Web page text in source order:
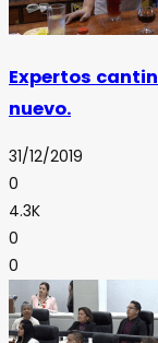
Expertos
nuevo.
31/12/2019
0
4.3K
0
0